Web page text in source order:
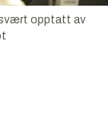
svært opptatt av